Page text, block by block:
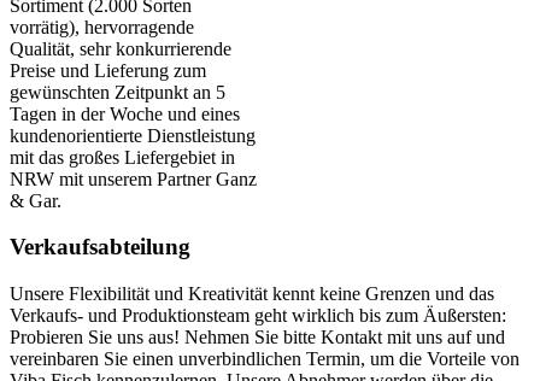
Sortiment (2.000 Sorten
vorrätig), hervorragende
Qualität, sehr konkurrierende
Preise und Lieferung zum
gewünschten Zeitpunkt an 5
Tagen in der Woche und eines
kundenorientierte Dienstleistung
mit das großes Liefergebiet in
NRW mit unserem Partner Ganz
& Gar.
Verkaufsabteilung
Unsere Flexibilität und Kreativität kennt keine Grenzen und das
Verkaufs- und Produktionsteam geht wirklich bis zum Äußersten:
Probieren Sie uns aus! Nehmen Sie bitte Kontakt mit uns auf und
vereinbaren Sie einen unverbindlichen Termin, um die Vorteile von